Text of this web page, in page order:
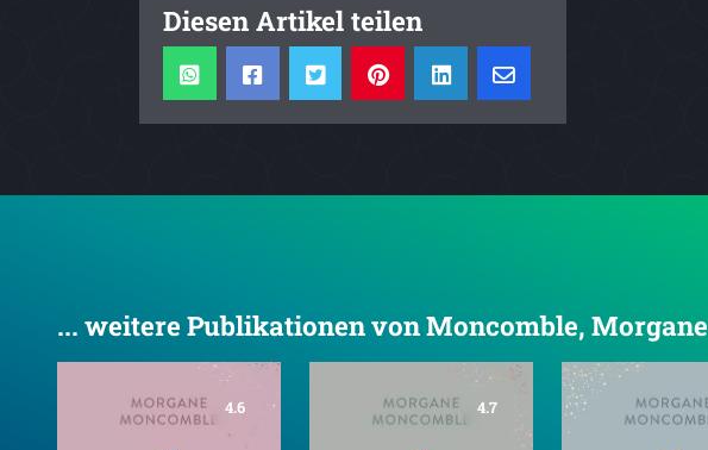
Diesen Artikel teilen
... weitere Publikationen von Moncomble, Morgane
4.6 4.7